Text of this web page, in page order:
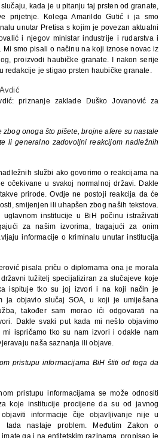
kada je u pitanju taj prsten od granate,
prijetnje. Kolega Amarildo Gutić i ja smo
unutar Pretisa s kojim je povezan aktualni
i njegov ministar industrije i rudarstva i
Mi smo pisali o načinu na koji iznose novac iz
proizvodi haubičke granate. I nakon serije
redakcije je stigao prsten haubičke granate.
priznanje zaklade Duško Jovanović za
zbog onoga što pišete, brojne afere su nastale
li generalno zadovoljni reakcijom nadležnih
službi ako govorimo o reakcijama na
očekivane u svakoj normalnoj državi. Dakle
prirode. Ovdje ne postoji reakcija da će
smijenjen ili uhapšen zbog naših tekstova.
institucije u BiH počinu istraživati
za našim izvorima, tragajući za onim
informacije o kriminalu unutar institucija
pisala priču o diplomama ona je morala
tužitelj specijaliziran za slučajeve koje
ispituje tko su joj izvori i na koji način je
ja objavio slučaj SOA, u koji je umiješana
također sam morao ići odgovarati na
Dakle svaki put kada mi nešto objavimo
ispričamo tko su nam izvori i odakle nam
naša saznanja ili objave.
pristupu informacijama BiH štiti od toga da
pristupu informacijama se može odnositi
koje institucije procijene da su od javnog
informacije čije objavljivanje nije u
tada nastaje problem. Međutim Zakon o
ga i na entitetskim razinama, propisao je